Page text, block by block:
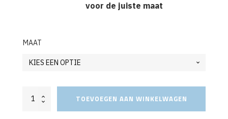
voor de juiste maat
MAAT
Oranje
Koningsdag
TOEVOEGEN AAN WINKELWAGEN